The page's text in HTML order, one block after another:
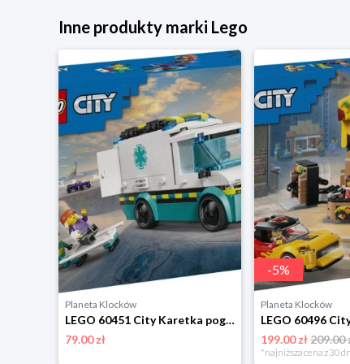
Inne produkty marki Lego
Planeta Klocków
LEGO 60451 City Karetka pogotowia Lego
79.00 zł
-5%
Planeta Klocków
199.00 zł209.00
*najniższa cena z 30